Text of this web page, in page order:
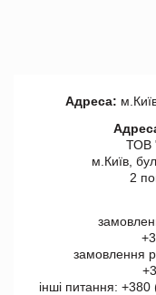
Адреса:
ТОВ
м.Київ,
2
замовлення
інші питання: